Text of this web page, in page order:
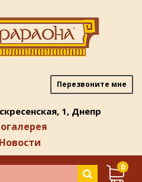
Перезвоните мне
1, Днепр
Новости
0